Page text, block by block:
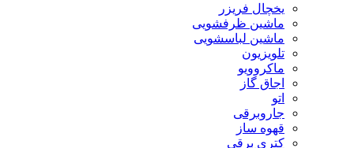
یخچال فریزر
ماشین ظرفشویی
ماشین لباسشویی
تلویزیون
ماکروویو
اجاق گاز
اتو
جاروبرقی
قهوه ساز
کتری برقی